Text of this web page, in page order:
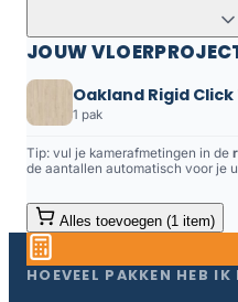
JOUW
Oakland Rigid Click
1 pak
Tip: vul je kamerafmetingen in de
de aantallen automatisch voor je
Alles toevoegen (1 item)
HOEVEEL PAKKEN HEB